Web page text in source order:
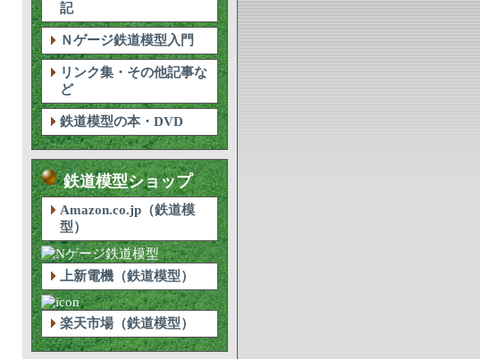
記
Ｎゲージ鉄道模型入門
リンク集・その他記事な
ど
鉄道模型の本・DVD
鉄道模型ショップ
Amazon.co.jp（鉄道模
型）
上新電機（鉄道模型）
楽天市場（鉄道模型）